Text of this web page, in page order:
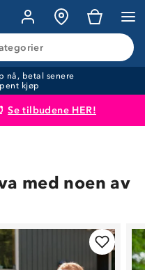
nå, betal senere
kjøp
Se tilbudene HER!
med noen av